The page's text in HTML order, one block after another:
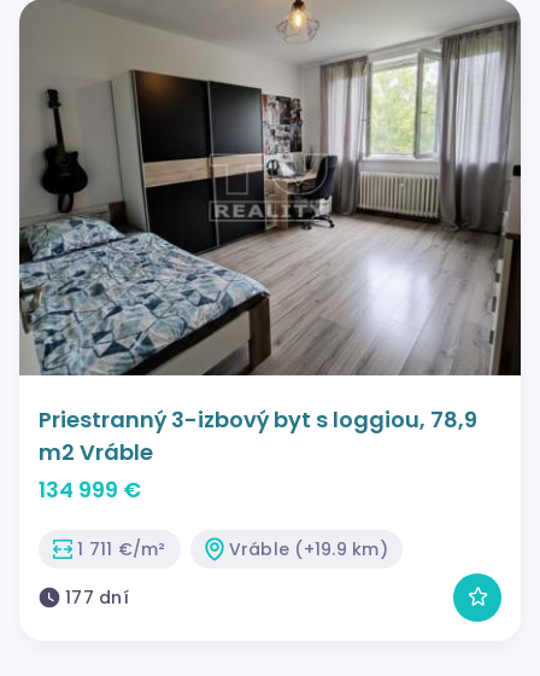
Priestranný 3-izbový byt s loggiou, 78,9
m2 Vráble
134 999 €
1 711 €/m²
Vráble (+19.9 km)
177 dní